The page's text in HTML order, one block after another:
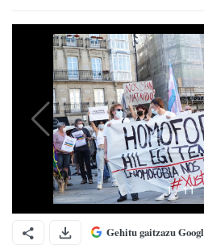
Gehitu gaitzazu